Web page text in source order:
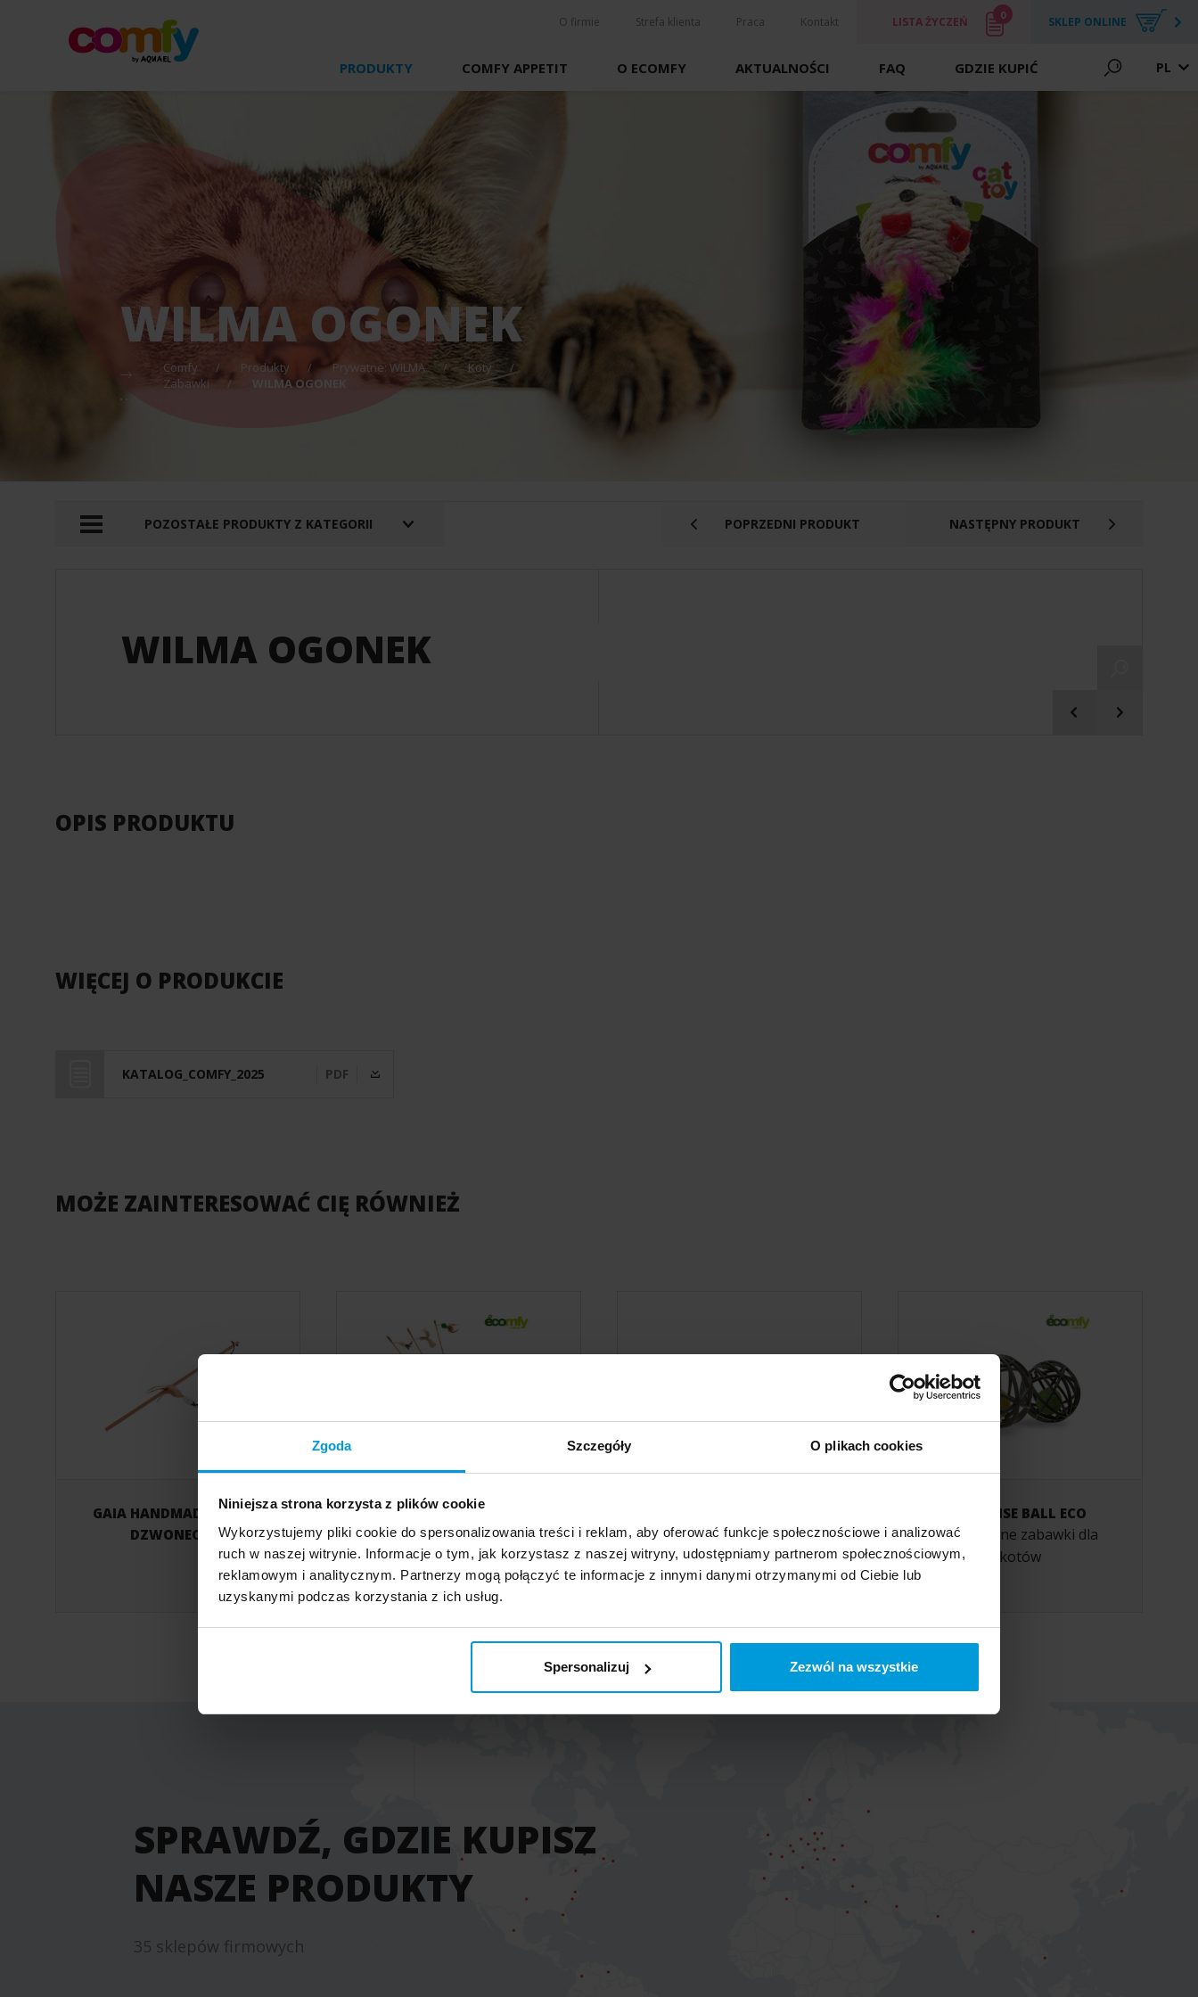
Zgoda Szczegóły O plikach cookies
Niniejsza strona korzysta z plików cookie
Wykorzystujemy pliki cookie do spersonalizowania treści i reklam, aby oferować funkcje społecznościowe i analizować
ruch w naszej witrynie. Informacje o tym, jak korzystasz z naszej witryny, udostępniamy partnerom społecznościowym,
reklamowym i analitycznym. Partnerzy mogą połączyć te informacje z innymi danymi otrzymanymi od Ciebie lub
uzyskanymi podczas korzystania z ich usług.
Spersonalizuj Zezwól na wszystkie
O firmie Strefa klienta Praca Kontakt LISTA ŻYCZEŃ 0 SKLEP ONLINE
PRODUKTY
NOWOŚCI
KARMY MOKRE DLA
PSÓW
MISKI I PRZYSMAKI
PODRÓŻE I SPACERY
ZABAWKI
KOTY
MISKI I PRZYSMAKI
PODRÓŻE I SPACERY
ZABAWKI
DRAPAKI, HIGIENA I
PIELĘGNACJA
NOWOŚCI
AKCESORIA
KARMY I PRZYSMAKI
KOTY
GRYZONIE I KRÓLIKI
COMFY APPETIT O ECOMFY AKTUALNOŚCI FAQ GDZIE KUPIĆ PL
WILMA OGONEK
Comfy Produkty Prywatne: WILMA
Koty
Zabawki
WILMA OGONEK
PRODUKTY DO PORÓWNANIA :
POZOSTAŁE PRODUKTY Z KATEGORII POPRZEDNI PRODUKT NASTĘPNY PRODUKT
WILMA OGONEK
OPIS PRODUKTU
WIĘCEJ O PRODUKCIE
KATALOG_COMFY_2025 PDF
MOŻE ZAINTERESOWAĆ CIĘ RÓWNIEŻ
GAIA HANDMADE PIŁKA +
DZWONECZEK
GAIA HANDMADE
zabawki wykonane ręcznie
PIÓRKO
ręcznie robiona wędka dla
kota, 50 cm
SURPRISE BALL ECO
bezpieczne zabawki dla
kotów
POKAŻ LISTĘ DODAJ NASTĘPNY
POKAŻ PORÓWNANIE DODAJ NASTĘPNY
DODAJ NASTĘPNY
SPRAWDŹ, GDZIE KUPISZ
NASZE PRODUKTY
35 sklepów firmowych